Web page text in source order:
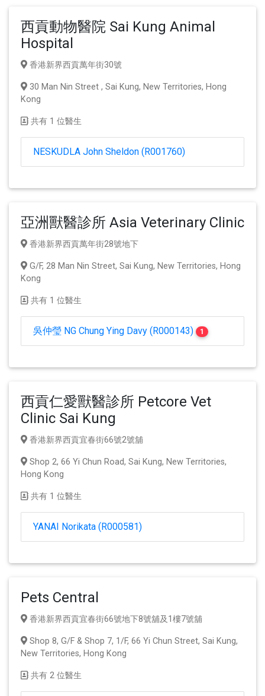
西貢動物醫院 Sai Kung Animal
Hospital
香港新界西貢萬年街30號
30 Man Nin Street , Sai Kung, New Territories, Hong
Kong
共有 1 位醫生
NESKUDLA John Sheldon (R001760)
亞洲獸醫診所 Asia Veterinary Clinic
香港新界西貢萬年街28號地下
G/F, 28 Man Nin Street, Sai Kung, New Territories, Hong
Kong
共有 1 位醫生
吳仲瑩 NG Chung Ying Davy (R000143) 1
西貢仁愛獸醫診所 Petcore Vet
Clinic Sai Kung
香港新界西貢宜春街66號2號舖
Shop 2, 66 Yi Chun Road, Sai Kung, New Territories,
Hong Kong
共有 1 位醫生
YANAI Norikata (R000581)
Pets Central
香港新界西貢宜春街66號地下8號舖及1樓7號舖
Shop 8, G/F & Shop 7, 1/F, 66 Yi Chun Street, Sai Kung,
New Territories, Hong Kong
共有 2 位醫生